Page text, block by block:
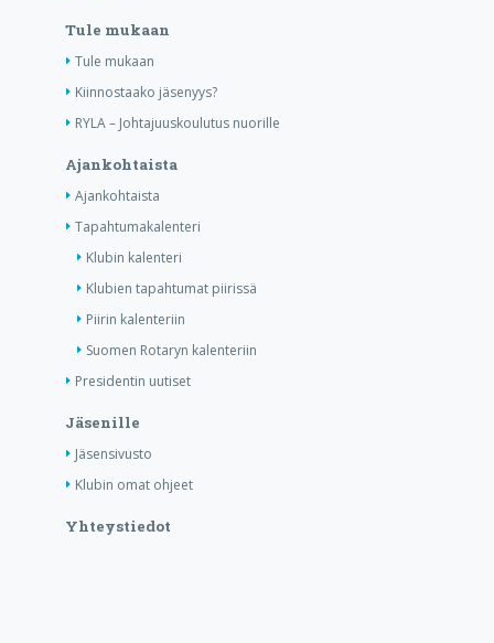
Tule mukaan
Tule mukaan
Kiinnostaako jäsenyys?
RYLA – Johtajuuskoulutus nuorille
Ajankohtaista
Ajankohtaista
Tapahtumakalenteri
Klubin kalenteri
Klubien tapahtumat piirissä
Piirin kalenteriin
Suomen Rotaryn kalenteriin
Presidentin uutiset
Jäsenille
Jäsensivusto
Klubin omat ohjeet
Yhteystiedot